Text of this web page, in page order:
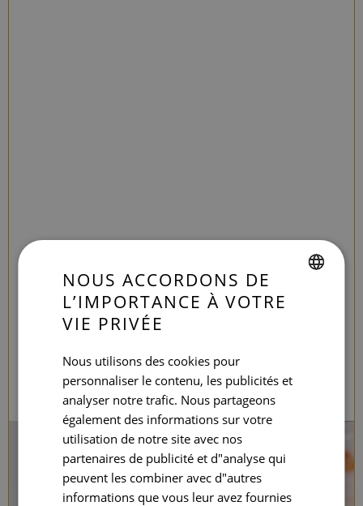
SPANISH
GERMAN
RUSSIAN
NOUS ACCORDONS DE
L’IMPORTANCE À VOTRE
VIE PRIVÉE
Nous utilisons des cookies pour
personnaliser le contenu, les publicités et
analyser notre trafic. Nous partageons
également des informations sur votre
utilisation de notre site avec nos
partenaires de publicité et d"analyse qui
peuvent les combiner avec d"autres
informations que vous leur avez fournies